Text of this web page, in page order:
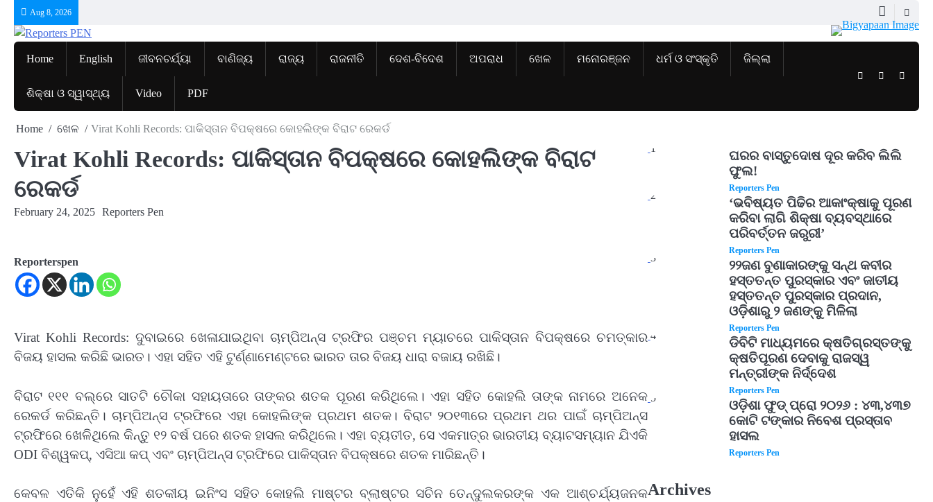
content
Aug 8, 2026
Home English ଜୀବନଚର୍ଯ୍ୟା ବାଣିଜ୍ୟ ରାଜ୍ୟ ରାଜନୀତି ଦେଶ-ବିଦେଶ ଅପରାଧ ଖେଳ ମନୋରଞ୍ଜନ ଧର୍ମ ଓ ସଂସ୍କୃତି ଜିଲ୍ଲା
ଶିକ୍ଷା ଓ ସ୍ୱାସ୍ଥ୍ୟ Video PDF
TwitterFacebook
Home ଖେଳ Virat Kohli Records: ପାକିସ୍ତାନ ବିପକ୍ଷରେ କୋହଲିଙ୍କ ବିରାଟ ରେକର୍ଡ
Virat Kohli Records: ପାକିସ୍ତାନ ବିପକ୍ଷରେ କୋହଲିଙ୍କ ବିରାଟ
ରେକର୍ଡ
February 24, 2025 Reporters Pen
Reporterspen
Virat Kohli Records: ଦୁବାଇରେ ଖେଳାଯାଇଥିବା ଚାମ୍ପିଅନ୍ସ ଟ୍ରଫିର ପଞ୍ଚମ ମ୍ୟାଚରେ ପାକିସ୍ତାନ ବିପକ୍ଷରେ ଚମତ୍କାର
ବିଜୟ ହାସଲ କରିଛି ଭାରତ। ଏହା ସହିତ ଏହି ଟୁର୍ଣ୍ଣାମେଣ୍ଟରେ ଭାରତ ତାର ବିଜୟ ଧାରା ବଜାୟ ରଖିଛି।
ବିରାଟ ୧୧୧ ବଲ୍‌ରେ ସାତଟି ଚୌକା ସହାୟତାରେ ତାଙ୍କର ଶତକ ପୂରଣ କରିଥିଲେ। ଏହା ସହିତ କୋହଲି ତାଙ୍କ ନାମରେ ଅନେକ
ରେକର୍ଡ କରିଛନ୍ତି। ଚାମ୍ପିଅନ୍ସ ଟ୍ରଫିରେ ଏହା କୋହଲିଙ୍କ ପ୍ରଥମ ଶତକ। ବିରାଟ ୨୦୧୩ରେ ପ୍ରଥମ ଥର ପାଇଁ ଚାମ୍ପିଅନ୍ସ
ଟ୍ରଫିରେ ଖେଳିଥିଲେ କିନ୍ତୁ ୧୨ ବର୍ଷ ପରେ ଶତକ ହାସଲ କରିଥିଲେ। ଏହା ବ୍ୟତୀତ, ସେ ଏକମାତ୍ର ଭାରତୀୟ ବ୍ୟାଟସମ୍ୟାନ ଯିଏକି
ODI ବିଶ୍ୱକପ୍, ଏସିଆ କପ୍ ଏବଂ ଚାମ୍ପିଅନ୍ସ ଟ୍ରଫିରେ ପାକିସ୍ତାନ ବିପକ୍ଷରେ ଶତକ ମାରିଛନ୍ତି।
କେବଳ ଏତିକି ନୁହେଁ ଏହି ଶତକୀୟ ଇନିଂସ ସହିତ କୋହଲି ମାଷ୍ଟର ବ୍ଲାଷ୍ଟର ସଚିନ ତେନ୍ଦୁଲକରଙ୍କ ଏକ ଆଶ୍ଚର୍ଯ୍ୟଜନକ
1
ଘରର ବାସ୍ତୁଦୋଷ ଦୂର କରିବ ଲିଲି
ଫୁଲ!
Reporters Pen
2
‘ଭବିଷ୍ୟତ ପିଢିର ଆକାଂକ୍ଷାକୁ ପୂରଣ
କରିବା ଲାଗି ଶିକ୍ଷା ବ୍ୟବସ୍ଥାରେ
ପରିବର୍ତ୍ତନ ଜରୁରୀ’
Reporters Pen
3
୨୨ଜଣ ବୁଣାକାରଙ୍କୁ ସନ୍ଥ କବୀର
ହସ୍ତତନ୍ତ ପୁରସ୍କାର ଏବଂ ଜାତୀୟ
ହସ୍ତତନ୍ତ ପୁରସ୍କାର ପ୍ରଦାନ,
ଓଡ଼ିଶାରୁ ୨ ଜଣଙ୍କୁ ମିଳିଲା
Reporters Pen
4
ଡିବିଟି ମାଧ୍ୟମରେ କ୍ଷତିଗ୍ରସ୍ତଙ୍କୁ
କ୍ଷତିପୂରଣ ଦେବାକୁ ରାଜସ୍ୱ
ମନ୍ତ୍ରୀଙ୍କ ନିର୍ଦ୍ଦେଶ
Reporters Pen
5
ଓଡ଼ିଶା ଫୁଡ୍ ପ୍ରୋ ୨୦୨୬ : ୪୩,୪୩୭
କୋଟି ଟଙ୍କାର ନିବେଶ ପ୍ରସ୍ତାବ
ହାସଲ
Reporters Pen
Archives